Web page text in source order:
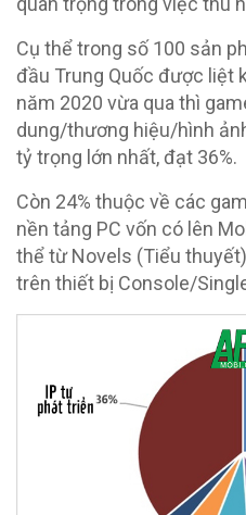
Cụ thể trong số 100 sản
đầu Trung Quốc được liệt
năm 2020 vừa qua thì
dung/thương hiệu/hình
tỷ trọng lớn nhất, đạt 36%.
Còn 24% thuộc về các
nền tảng PC vốn có lên
thể từ Novels (Tiểu
trên thiết bị Console/